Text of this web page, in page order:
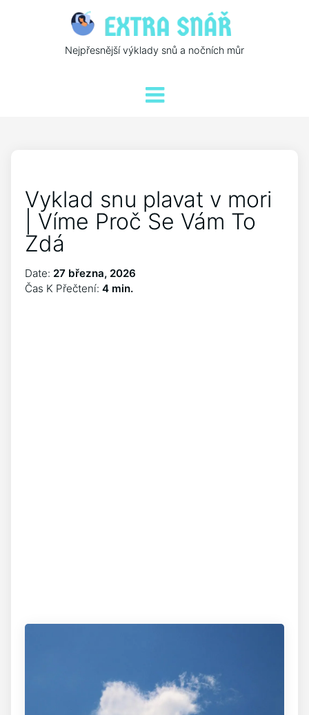
Nejpřesnější výklady snů a nočních můr
Vyklad snu plavat v mori
| Víme Proč Se Vám To
Zdá
Date: 27 března, 2026
Čas K Přečtení: 4 min.